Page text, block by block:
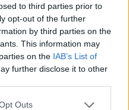
to third parties prior to
opt-out of the further
by third parties on the
This information may
on the IAB’s List of
further disclose it to other
Outs